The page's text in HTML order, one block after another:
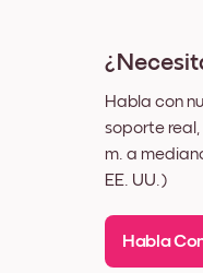
Habla con
soporte
m. a
EE. UU.)
Habla